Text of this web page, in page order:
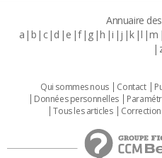
Annuaire
a b c d e f g h i j k l m
Qui sommes nous Contact
Données personnelles
Tous les articles